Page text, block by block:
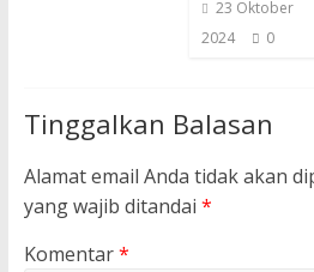
23 Oktober
2024
0
Tinggalkan Balasan
Alamat email Anda tidak akan
yang wajib ditandai *
Komentar*